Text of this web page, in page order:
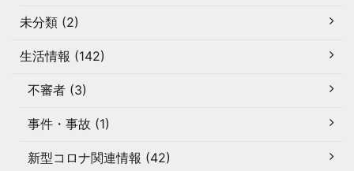
未分類 (2)
生活情報 (142)
不審者 (3)
事件・事故 (1)
新型コロナ関連情報 (42)